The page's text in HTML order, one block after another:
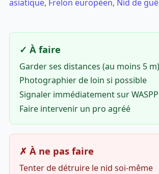
asiatique, Frelon européen, Nid de
✓ À faire
Garder ses distances (au moins 5 m)
Photographier de loin si possible
Signaler immédiatement sur WASPP
Faire intervenir un pro agréé
✗ À ne pas faire
Tenter de détruire le nid soi-même